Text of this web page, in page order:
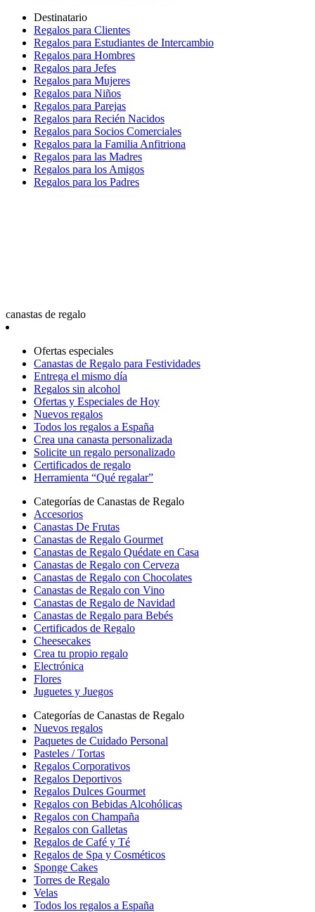
Destinatario
Regalos para Clientes
Regalos para Estudiantes de Intercambio
Regalos para Hombres
Regalos para Jefes
Regalos para Mujeres
Regalos para Niños
Regalos para Parejas
Regalos para Recién Nacidos
Regalos para Socios Comerciales
Regalos para la Familia Anfitriona
Regalos para las Madres
Regalos para los Amigos
Regalos para los Padres
canastas de regalo
Ofertas especiales
Canastas de Regalo para Festividades
Entrega el mismo día
Regalos sin alcohol
Ofertas y Especiales de Hoy
Nuevos regalos
Todos los regalos a España
Crea una canasta personalizada
Solicite un regalo personalizado
Certificados de regalo
Herramienta “Qué regalar”
Categorías de Canastas de Regalo
Accesorios
Canastas De Frutas
Canastas de Regalo Gourmet
Canastas de Regalo Quédate en Casa
Canastas de Regalo con Cerveza
Canastas de Regalo con Chocolates
Canastas de Regalo con Vino
Canastas de Regalo de Navidad
Canastas de Regalo para Bebés
Certificados de Regalo
Cheesecakes
Crea tu propio regalo
Electrónica
Flores
Juguetes y Juegos
Categorías de Canastas de Regalo
Nuevos regalos
Paquetes de Cuidado Personal
Pasteles / Tortas
Regalos Corporativos
Regalos Deportivos
Regalos Dulces Gourmet
Regalos con Bebidas Alcohólicas
Regalos con Champaña
Regalos con Galletas
Regalos de Café y Té
Regalos de Spa y Cosméticos
Sponge Cakes
Torres de Regalo
Velas
Todos los regalos a España